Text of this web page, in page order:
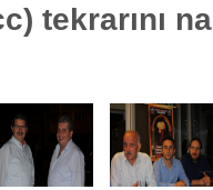
tekrarını